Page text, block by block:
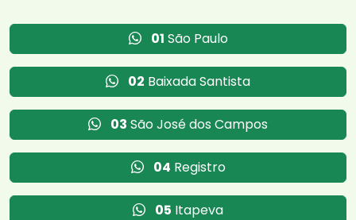
01 São Paulo
02 Baixada Santista
03 São José dos Campos
04 Registro
05 Itapeva